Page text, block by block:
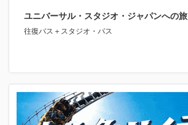
ユニバーサル・スタジオ・ジャパンへの旅
往復バス＋スタジオ・パス